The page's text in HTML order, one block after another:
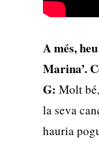
A més,
Marina’.
G:Molt
la seva
hauria